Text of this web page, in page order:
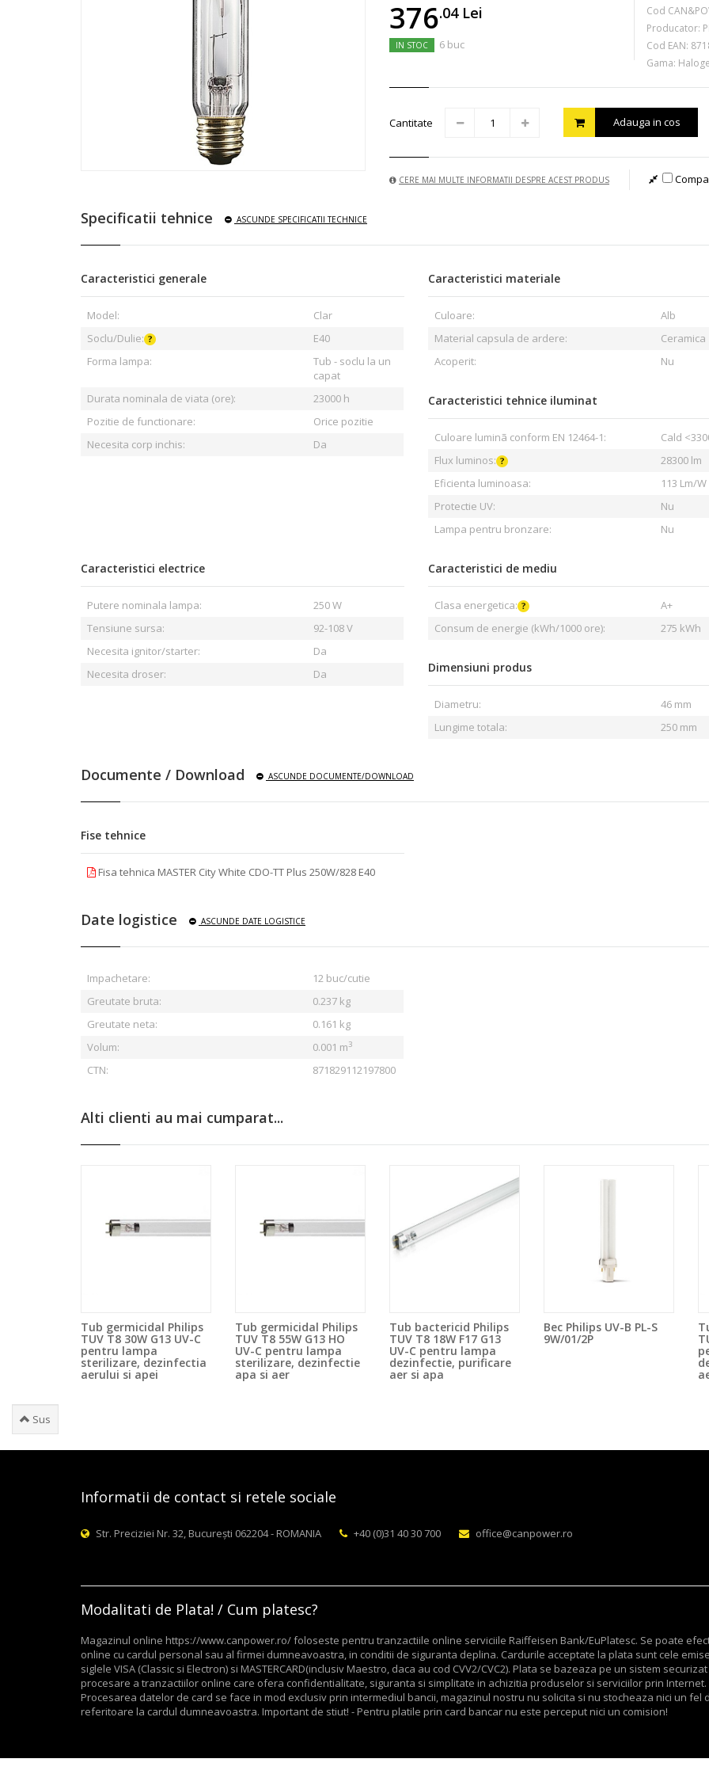
376.04Lei
IN STOC 6 buc
Cod
Producator:
Cod EAN:
Gama:
Cantitate Adauga in cos
CERE MAI MULTE INFORMATII DESPRE ACEST PRODUS
Specificatii tehnice ASCUNDE SPECIFICATII TECHNICE
Caracteristici generale
Model:
Clar
Soclu/Dulie:
E40
Forma lampa:
Tub - soclu la un
capat
Durata nominala de viata (ore):
23000 h
Pozitie de functionare:
Orice pozitie
Necesita corp inchis:
Da
Caracteristici materiale
Culoare:
Alb
Material capsula de ardere:
Ceramica
Acoperit:
Nu
Caracteristici tehnice iluminat
Culoare luminã conform EN 12464-1:
Cald
Flux luminos:
28300 lm
Eficienta luminoasa:
113 Lm/W
Protectie UV:
Nu
Lampa pentru bronzare:
Nu
Caracteristici electrice
Putere nominala lampa:
250 W
Tensiune sursa:
92-108 V
Necesita ignitor/starter:
Da
Necesita droser:
Da
Caracteristici de mediu
Clasa energetica:
A+
Consum de energie (kWh/1000 ore):
275 kWh
Dimensiuni produs
Diametru:
46 mm
Lungime totala:
250 mm
Documente / Download ASCUNDE DOCUMENTE/DOWNLOAD
Fise tehnice
Fisa tehnica MASTER City White CDO-TT Plus 250W/828 E40
Date logistice ASCUNDE DATE LOGISTICE
Impachetare:
12 buc/cutie
Greutate bruta:
0.237 kg
Greutate neta:
0.161 kg
Volum:
0.001 m3
CTN: 871829112197800
Alti clienti au mai cumparat...
Tub germicidal Philips
TUV T8 30W G13 UV-C
pentru lampa
sterilizare, dezinfectia
aerului si apei
Tub germicidal Philips
TUV T8 55W G13 HO
UV-C pentru lampa
sterilizare, dezinfectie
apa si aer
Tub bactericid Philips
TUV T8 18W F17 G13
UV-C pentru lampa
dezinfectie, purificare
aer si apa
Bec Philips UV-B PL-S
9W/01/2P
Sus
Informatii de contact si retele sociale
Str. Preciziei Nr. 32, București 062204 - ROMANIA +40 (0)31 40 30 700 office@canpower.ro
Modalitati de Plata! / Cum platesc?
Magazinul online https://www.canpower.ro/ foloseste pentru tranzactiile online serviciile Raiffeisen Bank/EuPlatesc. Se poate
online cu cardul personal sau al firmei dumneavoastra, in conditii de siguranta deplina. Cardurile acceptate la plata sunt cele
siglele VISA (Classic si Electron) si MASTERCARD(inclusiv Maestro, daca au cod CVV2/CVC2). Plata se bazeaza pe un sistem
procesare a tranzactiilor online care ofera confidentialitate, siguranta si simplitate in achizitia produselor si serviciilor prin Internet.
Procesarea datelor de card se face in mod exclusiv prin intermediul bancii, magazinul nostru nu solicita si nu stocheaza nici un fel
referitoare la cardul dumneavoastra. Important de stiut! - Pentru platile prin card bancar nu este perceput nici un comision!